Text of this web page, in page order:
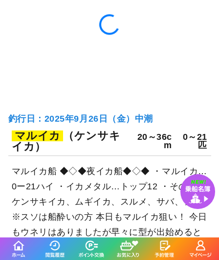
釣行日：2025年9月26日（金）中潮
マルイカ
（ケンサキ
イカ）
20～36c
m
0～21
匹
マルイカ船 ◆◇◆夜イカ船◆◇◆ ・マルイカ…
0ー21ハイ ・イカメタル…トップ12 ・その他…
ケンサキイカ、ムギイカ、スルメ、サバ、アジ
※スソは船酔いの方 本日もマルイカ狙い！ 今日
もウネリはありましたが早々に型が出始めると
ポツリポツリと釣れて好調なスタート！ しかし